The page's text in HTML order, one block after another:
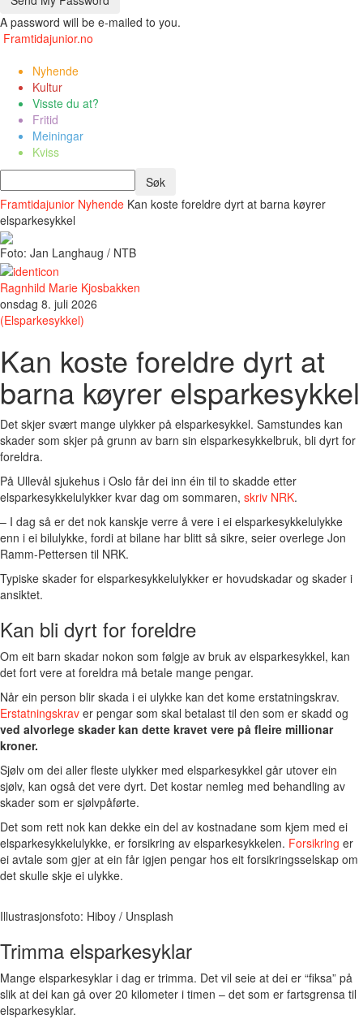
A password will be e-mailed to you.
Framtidajunior.no
Nyhende
Kultur
Visste du at?
Fritid
Meiningar
Kviss
Framtidajunior Nyhende Kan koste foreldre dyrt at barna køyrer
elsparkesykkel
Foto: Jan Langhaug / NTB
Ragnhild Marie Kjosbakken
onsdag 8. juli 2026
(Elsparkesykkel)
Kan koste foreldre dyrt at
barna køyrer elsparkesykkel
Det skjer svært mange ulykker på elsparkesykkel. Samstundes kan
skader som skjer på grunn av barn sin elsparkesykkelbruk, bli dyrt for
foreldra.
På Ullevål sjukehus i Oslo får dei inn éin til to skadde etter
elsparkesykkelulykker kvar dag om sommaren, skriv NRK.
– I dag så er det nok kanskje verre å vere i ei elsparkesykkelulykke
enn i ei bilulykke, fordi at bilane har blitt så sikre, seier overlege Jon
Ramm-Pettersen til NRK.
Typiske skader for elsparkesykkelulykker er hovudskadar og skader i
ansiktet.
Kan bli dyrt for foreldre
Om eit barn skadar nokon som følgje av bruk av elsparkesykkel, kan
det fort vere at foreldra må betale mange pengar.
Når ein person blir skada i ei ulykke kan det kome erstatningskrav.
Erstatningskrav er pengar som skal betalast til den som er skadd og
ved alvorlege skader kan dette kravet vere på fleire millionar
kroner.
Sjølv om dei aller fleste ulykker med elsparkesykkel går utover ein
sjølv, kan også det vere dyrt. Det kostar nemleg med behandling av
skader som er sjølvpåførte.
Det som rett nok kan dekke ein del av kostnadane som kjem med ei
elsparkesykkelulykke, er forsikring av elsparkesykkelen. Forsikring er
ei avtale som gjer at ein får igjen pengar hos eit forsikringsselskap om
det skulle skje ei ulykke.
Illustrasjonsfoto: Hiboy / Unsplash
Trimma elsparkesyklar
Mange elsparkesyklar i dag er trimma. Det vil seie at dei er “fiksa” på
slik at dei kan gå over 20 kilometer i timen – det som er fartsgrensa til
elsparkesyklar.